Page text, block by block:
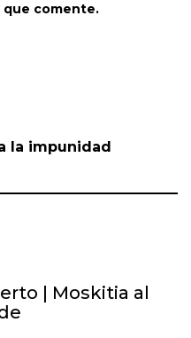
que comente.
la impunidad
| Moskitia al